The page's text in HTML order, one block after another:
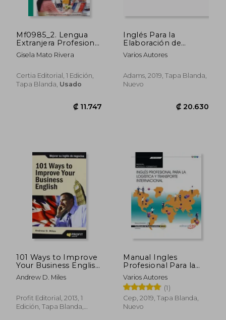
Mf0985_2. Lengua
Extranjera Profesional
Distinta al Inglés Para
la Asistencia a la
(en Inglés)
Gisela Mato Rivera
Certia Editorial, 1 Edición,
Tapa Blanda, Usado
₡ 11.747
Inglés Para la
Elaboración de
Documentos
Varios Autores
Adams, 2019, Tapa Blanda,
Nuevo
101 Ways to Improve
Your Business English
(en Inglés)
Andrew D. Miles
Profit Editorial, 2013, 1
Edición, Tapa Blanda,
Manual Ingles
Profesional Para la
Logistica y
Transporte
Internacional
Varios Autores
(1)
Cep, 2019, Tapa Blanda,
Nuevo